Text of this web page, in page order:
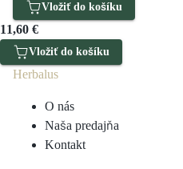
Vložiť do košíku
11,60 €
Vložiť do košíku
Herbalus
O nás
Naša predajňa
Kontakt